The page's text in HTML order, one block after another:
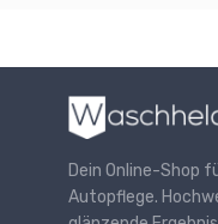
Dein Online-Shop
Autopflege.